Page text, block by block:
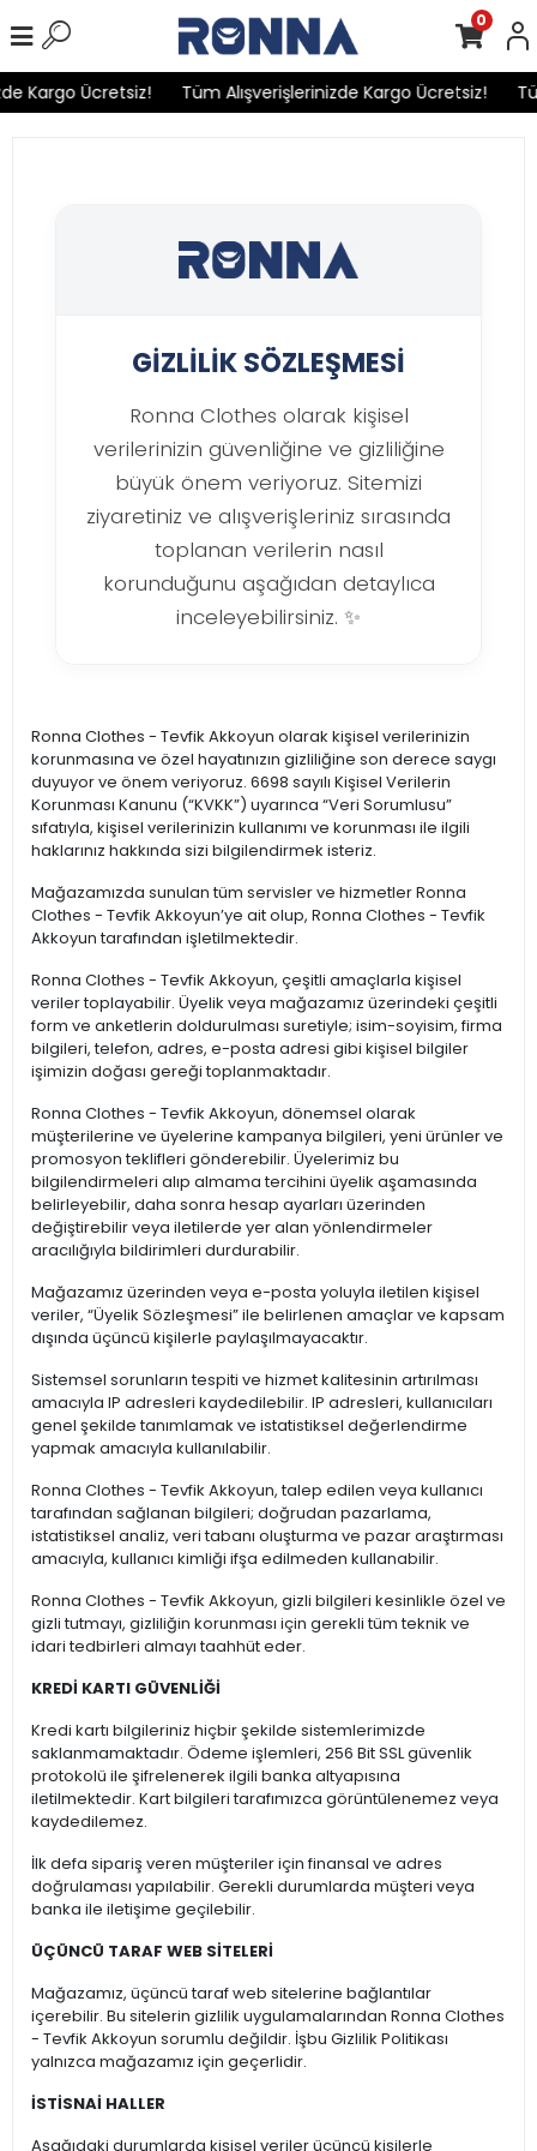
Kargo Ücretsiz! Tüm Alışverişlerinizde Kargo Ücretsiz!
0
GİZLİLİK SÖZLEŞMESİ
Ronna Clothes olarak kişisel
verilerinizin güvenliğine ve gizliliğine
büyük önem veriyoruz. Sitemizi
ziyaretiniz ve alışverişleriniz sırasında
toplanan verilerin nasıl
korunduğunu aşağıdan detaylıca
inceleyebilirsiniz. ✨
Ronna Clothes - Tevfik Akkoyun olarak kişisel verilerinizin
korunmasına ve özel hayatınızın gizliliğine son derece saygı
duyuyor ve önem veriyoruz. 6698 sayılı Kişisel Verilerin
Korunması Kanunu (“KVKK”) uyarınca “Veri Sorumlusu”
sıfatıyla, kişisel verilerinizin kullanımı ve korunması ile ilgili
haklarınız hakkında sizi bilgilendirmek isteriz.
Mağazamızda sunulan tüm servisler ve hizmetler Ronna
Clothes - Tevfik Akkoyun’ye ait olup, Ronna Clothes - Tevfik
Akkoyun tarafından işletilmektedir.
Ronna Clothes - Tevfik Akkoyun, çeşitli amaçlarla kişisel
veriler toplayabilir. Üyelik veya mağazamız üzerindeki çeşitli
form ve anketlerin doldurulması suretiyle; isim-soyisim, firma
bilgileri, telefon, adres, e-posta adresi gibi kişisel bilgiler
işimizin doğası gereği toplanmaktadır.
Ronna Clothes - Tevfik Akkoyun, dönemsel olarak
müşterilerine ve üyelerine kampanya bilgileri, yeni ürünler ve
promosyon teklifleri gönderebilir. Üyelerimiz bu
bilgilendirmeleri alıp almama tercihini üyelik aşamasında
belirleyebilir, daha sonra hesap ayarları üzerinden
değiştirebilir veya iletilerde yer alan yönlendirmeler
aracılığıyla bildirimleri durdurabilir.
Mağazamız üzerinden veya e-posta yoluyla iletilen kişisel
veriler, “Üyelik Sözleşmesi” ile belirlenen amaçlar ve kapsam
dışında üçüncü kişilerle paylaşılmayacaktır.
Sistemsel sorunların tespiti ve hizmet kalitesinin artırılması
amacıyla IP adresleri kaydedilebilir. IP adresleri, kullanıcıları
genel şekilde tanımlamak ve istatistiksel değerlendirme
yapmak amacıyla kullanılabilir.
Ronna Clothes - Tevfik Akkoyun, talep edilen veya kullanıcı
tarafından sağlanan bilgileri; doğrudan pazarlama,
istatistiksel analiz, veri tabanı oluşturma ve pazar araştırması
amacıyla, kullanıcı kimliği ifşa edilmeden kullanabilir.
Ronna Clothes - Tevfik Akkoyun, gizli bilgileri kesinlikle özel ve
gizli tutmayı, gizliliğin korunması için gerekli tüm teknik ve
idari tedbirleri almayı taahhüt eder.
KREDİ KARTI GÜVENLİĞİ
Kredi kartı bilgileriniz hiçbir şekilde sistemlerimizde
saklanmamaktadır. Ödeme işlemleri, 256 Bit SSL güvenlik
protokolü ile şifrelenerek ilgili banka altyapısına
iletilmektedir. Kart bilgileri tarafımızca görüntülenemez veya
kaydedilemez.
İlk defa sipariş veren müşteriler için finansal ve adres
doğrulaması yapılabilir. Gerekli durumlarda müşteri veya
banka ile iletişime geçilebilir.
ÜÇÜNCÜ TARAF WEB SİTELERİ
Mağazamız, üçüncü taraf web sitelerine bağlantılar
içerebilir. Bu sitelerin gizlilik uygulamalarından Ronna Clothes
- Tevfik Akkoyun sorumlu değildir. İşbu Gizlilik Politikası
yalnızca mağazamız için geçerlidir.
İSTİSNAİ HALLER
Aşağıdaki durumlarda kişisel veriler üçüncü kişilerle